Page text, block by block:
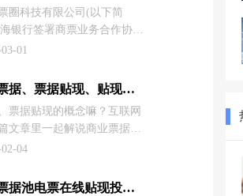
圈科技有限公司(以下简
银行签署商票业务合作协
01
带你了解商业票据、票据贴现、贴现以及再贴现！
票据贴现的概念嘛？互联网
文章里一起解说商业票据、
及再贴现的，所以这里商票
04
中国农业银行票据池电票在线贴现投产上线成功！